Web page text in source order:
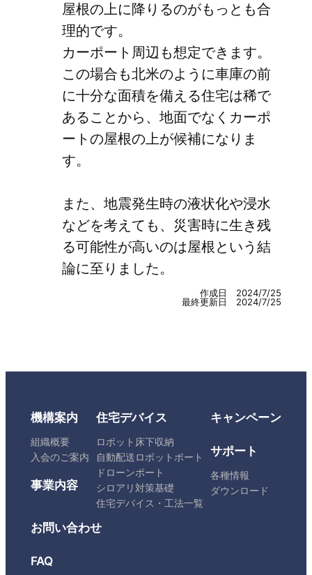
屋根の上に降りるのがもっとも合
理的です。
カーポート周辺も想定できます。
この場合も北米のように車庫の前
に十分な面積を備える住宅は稀で
あることから、地面でなくカーポ
ートの屋根の上が候補になりま
す。
また、地震発生時の液状化や浸水
などを考えても、災害時に生き残
る可能性が高いのは屋根という結
論に至りました。
作成日 2024/7/25
最終更新日 2024/7/25
機構案内
組織概要
入会のご案内
事業内容
住宅デバイス
ロボット床下収納
自動配送ロボットポート
ドローンポート
シロアリ対策基礎
住宅デバイス・工法一覧
キャンペーン
サポート
各種情報
ダウンロード
お問い合わせ
FAQ